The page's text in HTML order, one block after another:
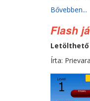
Bővebben...
Flash
Letölthető
Írta: